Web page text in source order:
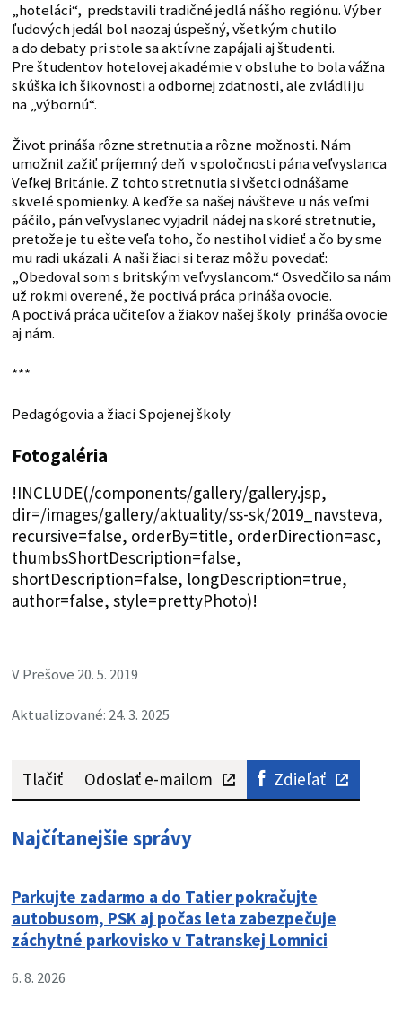
„hoteláci“, predstavili tradičné jedlá nášho regiónu. Výber
ľudových jedál bol naozaj úspešný, všetkým chutilo
a do debaty pri stole sa aktívne zapájali aj študenti.
Pre študentov hotelovej akadémie v obsluhe to bola vážna
skúška ich šikovnosti a odbornej zdatnosti, ale zvládli ju
na „výbornú“.
Život prináša rôzne stretnutia a rôzne možnosti. Nám
umožnil zažiť príjemný deň v spoločnosti pána veľvyslanca
Veľkej Británie. Z tohto stretnutia si všetci odnášame
skvelé spomienky. A keďže sa našej návšteve u nás veľmi
páčilo, pán veľvyslanec vyjadril nádej na skoré stretnutie,
pretože je tu ešte veľa toho, čo nestihol vidieť a čo by sme
mu radi ukázali. A naši žiaci si teraz môžu povedať:
„Obedoval som s britským veľvyslancom.“ Osvedčilo sa nám
už rokmi overené, že poctivá práca prináša ovocie.
A poctivá práca učiteľov a žiakov našej školy prináša ovocie
aj nám.
***
Pedagógovia a žiaci Spojenej školy
Fotogaléria
!INCLUDE(/components/gallery/gallery.jsp,
dir=/images/gallery/aktuality/ss-sk/2019_navsteva,
recursive=false, orderBy=title, orderDirection=asc,
thumbsShortDescription=false,
shortDescription=false, longDescription=true,
author=false, style=prettyPhoto)!
V Prešove 20. 5. 2019
Aktualizované: 24. 3. 2025
Tlačiť Odoslať e-mailom Zdieľať
Najčítanejšie správy
Parkujte zadarmo a do Tatier pokračujte
autobusom, PSK aj počas leta zabezpečuje
záchytné parkovisko v Tatranskej Lomnici
6. 8. 2026